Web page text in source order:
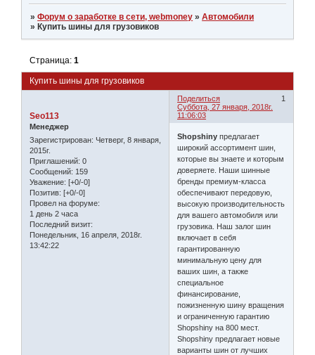
»Форум о заработке в сети, webmoney »Автомобили
» Купить шины для грузовиков
Купить шины для грузовиков
Страница:1
Поделиться
1
Суббота, 27 января, 2018г.
11:06:03
Seo113
Менеджер
Зарегистрирован: Четверг, 8 января,
2015г.
Приглашений: 0
Сообщений: 159
Уважение: [+0/-0]
Позитив: [+0/-0]
Провел на форуме:
1 день 2 часа
Последний визит:
Понедельник, 16 апреля, 2018г.
13:42:22
Shopshiny предлагает
широкий ассортимент шин,
которые вы знаете и которым
доверяете. Наши шинные
бренды премиум-класса
обеспечивают передовую,
высокую производительность
для вашего автомобиля или
грузовика. Наш залог шин
включает в себя
гарантированную
минимальную цену для
ваших шин, а также
специальное
финансирование,
пожизненную шину вращения
и ограниченную гарантию
Shopshiny на 800 мест.
Shopshiny предлагает новые
варианты шин от лучших